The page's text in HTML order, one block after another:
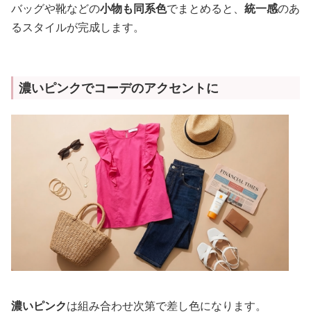
バッグや靴などの小物も同系色でまとめると、 統一感のあ
るスタイルが完成します。
濃いピンクでコーデのアクセントに
濃いピンクは組み合わせ次第で差し色になります。